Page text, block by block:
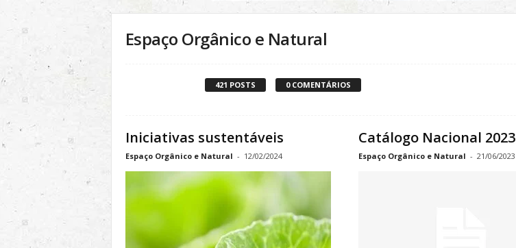
l
Espaço Orgânico e Natural
421 POSTS 0 COMENTÁRIOS
Iniciativas sustentáveis
Espaço Orgânico e Natural - 12/02/2024
Catálogo Nacional 2023
Espaço Orgânico e Natural - 21/06/2023